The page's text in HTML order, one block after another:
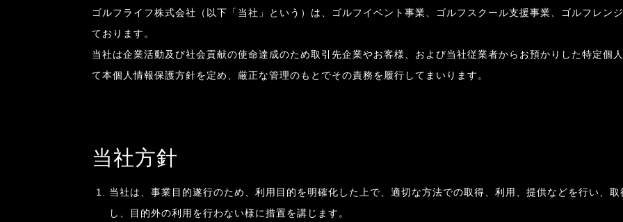
ゴルフライフ株式会社（以下「当社」という）は、ゴルフイベント事業、ゴルフスクール支援事業、ゴルフレン
ております。
当社は企業活動及び社会貢献の使命達成のため取引先企業やお客様、および当社従業者からお預かりした特定個
て本個人情報保護方針を定め、厳正な管理のもとでその責務を履行してまいります。
当社方針
当社は、事業目的遂行のため、利用目的を明確化した上で、適切な方法での取得、利用、提供などを行い、
し、目的外の利用を行わない様に措置を講じます。